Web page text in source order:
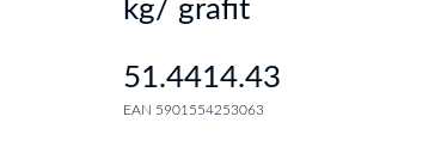
kg/ grafit
51.4414.43
EAN 5901554253063